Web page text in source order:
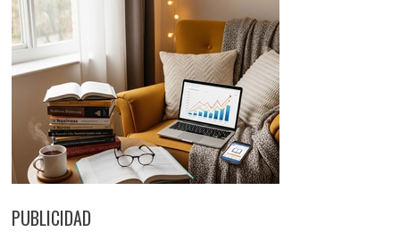
PUBLICIDAD